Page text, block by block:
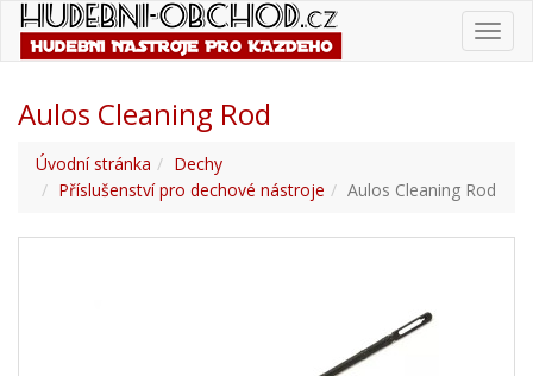
Aulos Cleaning Rod
Úvodní stránka
Dechy
Příslušenství pro dechové nástroje
Aulos Cleaning Rod